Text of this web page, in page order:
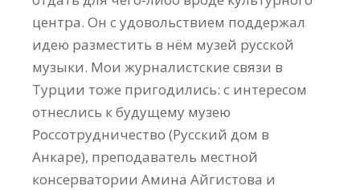
центра. Он с удовольствием поддержал
идею разместить в нём музей русской
музыки. Мои журналистские связи в
Турции тоже пригодились: с интересом
отнеслись к будущему музею
Россотрудничество (Русский дом в
Анкаре), преподаватель местной
консерватории Амина Айгистова и